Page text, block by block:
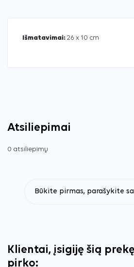
Išmatavimai: 26 x 10 cm
Atsiliepimai
0 atsiliepimų
Būkite pirmas, parašykite
Klientai, įsigiję šią
pirko: